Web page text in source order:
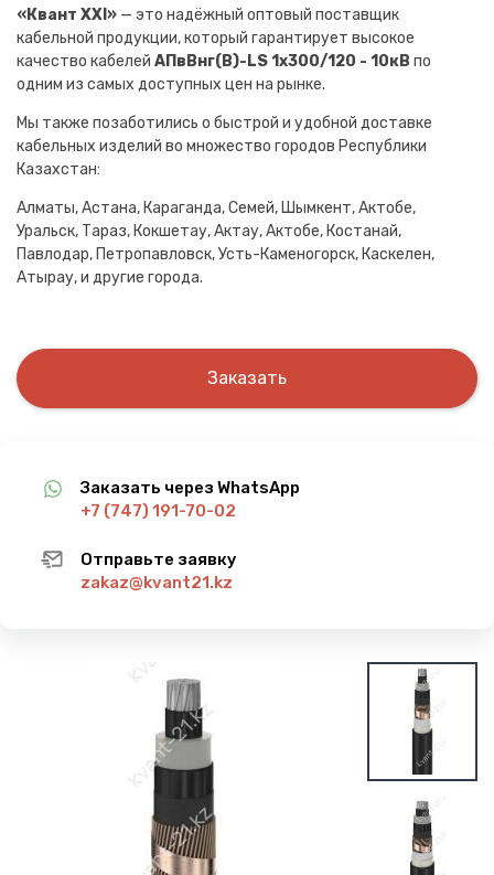
«Квант XXI» — это надёжный оптовый поставщик
кабельной продукции, который гарантирует высокое
качество кабелей АПвВнг(B)-LS 1х300/120 - 10кВ по
одним из самых доступных цен на рынке.
Мы также позаботились о быстрой и удобной доставке
кабельных изделий во множество городов Республики
Казахстан:
Алматы, Астана, Караганда, Семей, Шымкент, Актобе,
Уральск, Тараз, Кокшетау, Актау, Актобе, Костанай,
Павлодар, Петропавловск, Усть-Каменогорск, Каскелен,
Атырау, и другие города.
Заказать
Заказать через WhatsApp
+7 (747) 191-70-02
Отправьте заявку
zakaz@kvant21.kz